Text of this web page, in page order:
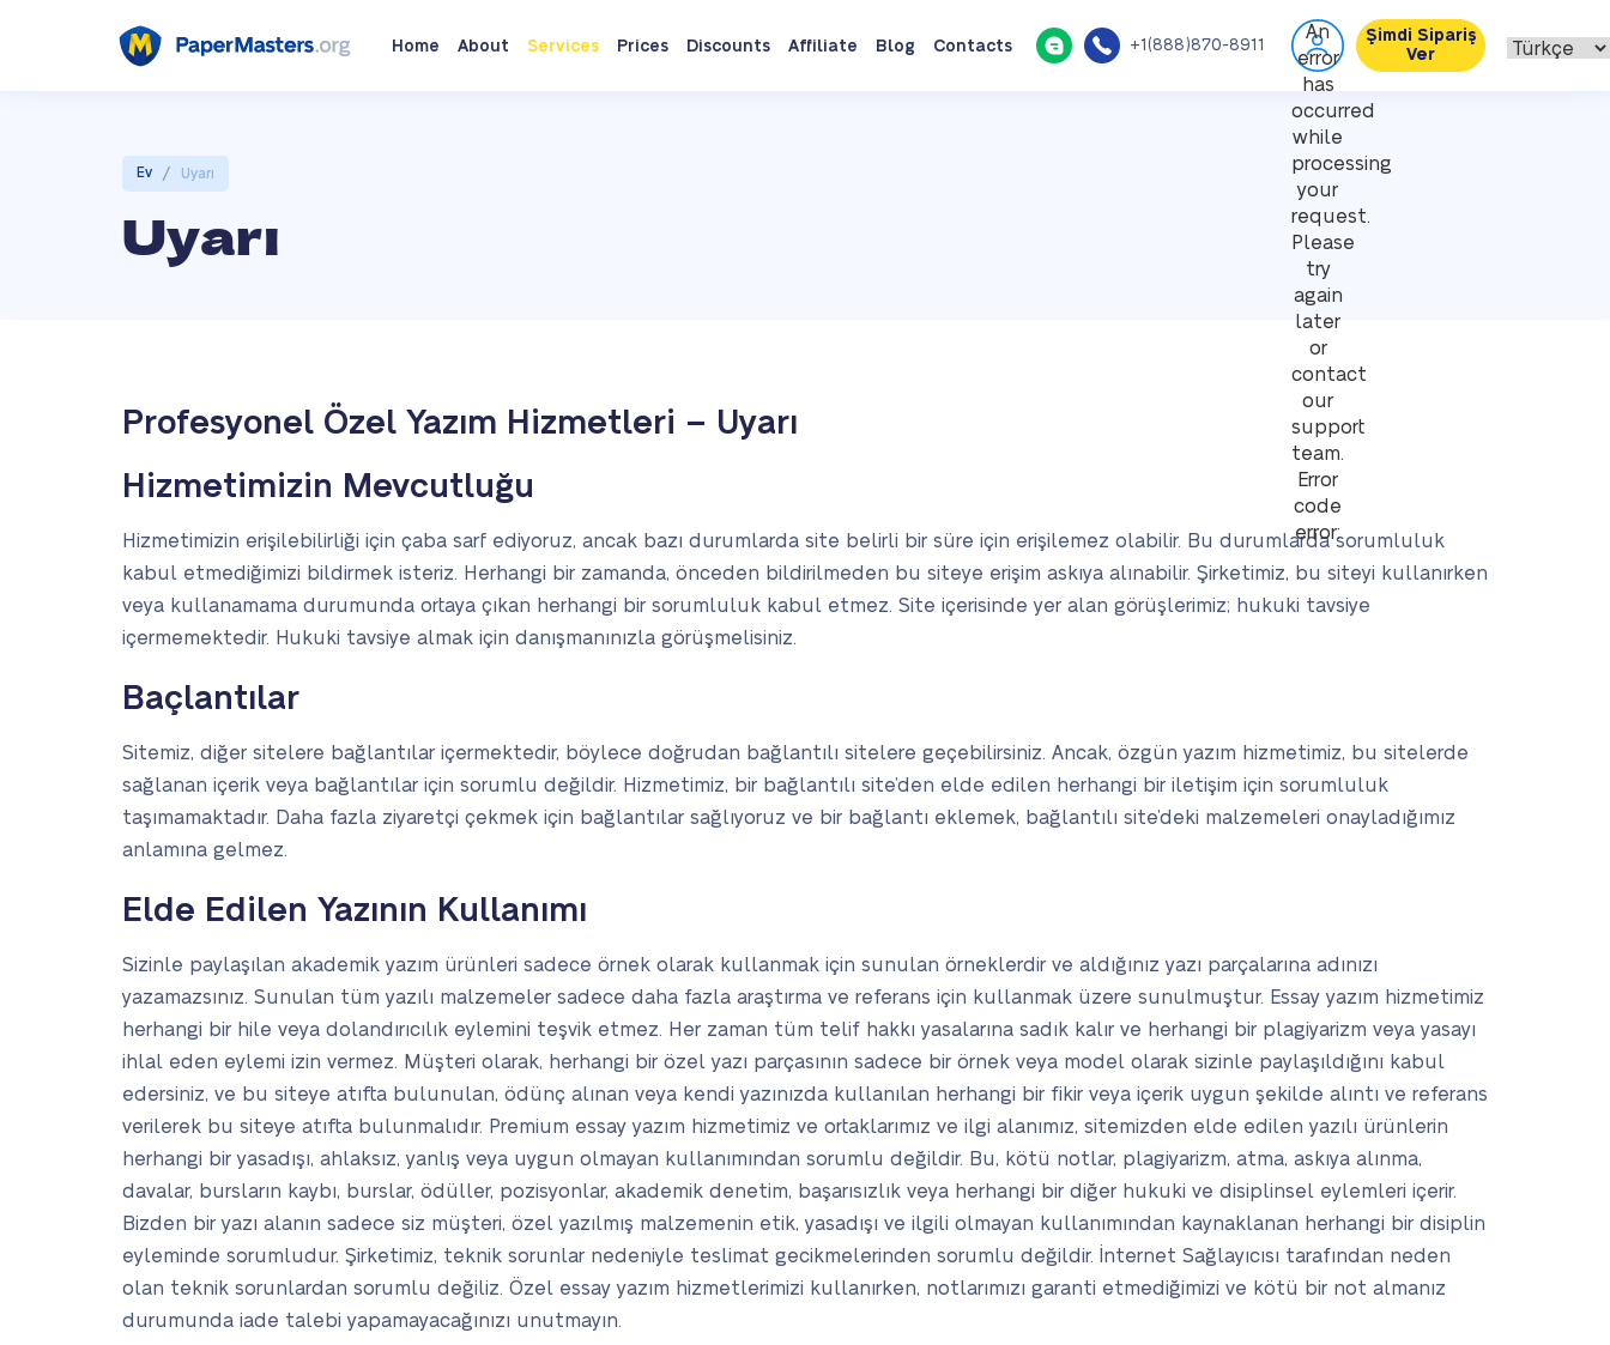
Home About Services Prices Discounts Affiliate Blog Contacts +1(888)870-8911
An
error
has
occurred
while
processing
your
request.
Please
try
again
later
or
contact
our
support
team.
Error
code
error:
Şimdi Sipariş
Ver
Ev / Uyarı
Uyarı
Profesyonel Özel Yazım Hizmetleri – Uyarı
Hizmetimizin Mevcutluğu
Hizmetimizin erişilebilirliği için çaba sarf ediyoruz, ancak bazı durumlarda site belirli bir süre için erişilemez olabilir. Bu durumlarda sorumluluk
kabul etmediğimizi bildirmek isteriz. Herhangi bir zamanda, önceden bildirilmeden bu siteye erişim askıya alınabilir. Şirketimiz, bu siteyi kullanırken
veya kullanamama durumunda ortaya çıkan herhangi bir sorumluluk kabul etmez. Site içerisinde yer alan görüşlerimiz; hukuki tavsiye
içermemektedir. Hukuki tavsiye almak için danışmanınızla görüşmelisiniz.
Baçlantılar
Sitemiz, diğer sitelere bağlantılar içermektedir, böylece doğrudan bağlantılı sitelere geçebilirsiniz. Ancak, özgün yazım hizmetimiz, bu sitelerde
sağlanan içerik veya bağlantılar için sorumlu değildir. Hizmetimiz, bir bağlantılı site’den elde edilen herhangi bir iletişim için sorumluluk
taşımamaktadır. Daha fazla ziyaretçi çekmek için bağlantılar sağlıyoruz ve bir bağlantı eklemek, bağlantılı site’deki malzemeleri onayladığımız
anlamına gelmez.
Elde Edilen Yazının Kullanımı
Sizinle paylaşılan akademik yazım ürünleri sadece örnek olarak kullanmak için sunulan örneklerdir ve aldığınız yazı parçalarına adınızı
yazamazsınız. Sunulan tüm yazılı malzemeler sadece daha fazla araştırma ve referans için kullanmak üzere sunulmuştur. Essay yazım hizmetimiz
herhangi bir hile veya dolandırıcılık eylemini teşvik etmez. Her zaman tüm telif hakkı yasalarına sadık kalır ve herhangi bir plagiyarizm veya yasayı
ihlal eden eylemi izin vermez. Müşteri olarak, herhangi bir özel yazı parçasının sadece bir örnek veya model olarak sizinle paylaşıldığını kabul
edersiniz, ve bu siteye atıfta bulunulan, ödünç alınan veya kendi yazınızda kullanılan herhangi bir fikir veya içerik uygun şekilde alıntı ve referans
verilerek bu siteye atıfta bulunmalıdır. Premium essay yazım hizmetimiz ve ortaklarımız ve ilgi alanımız, sitemizden elde edilen yazılı ürünlerin
herhangi bir yasadışı, ahlaksız, yanlış veya uygun olmayan kullanımından sorumlu değildir. Bu, kötü notlar, plagiyarizm, atma, askıya alınma,
davalar, bursların kaybı, burslar, ödüller, pozisyonlar, akademik denetim, başarısızlık veya herhangi bir diğer hukuki ve disiplinsel eylemleri içerir.
Bizden bir yazı alanın sadece siz müşteri, özel yazılmış malzemenin etik, yasadışı ve ilgili olmayan kullanımından kaynaklanan herhangi bir disiplin
eyleminde sorumludur. Şirketimiz, teknik sorunlar nedeniyle teslimat gecikmelerinden sorumlu değildir. İnternet Sağlayıcısı tarafından neden
olan teknik sorunlardan sorumlu değiliz. Özel essay yazım hizmetlerimizi kullanırken, notlarımızı garanti etmediğimizi ve kötü bir not almanız
durumunda iade talebi yapamayacağınızı unutmayın.